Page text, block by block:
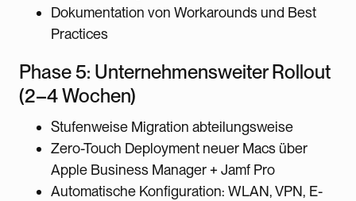
Dokumentation von Workarounds und Best
Practices
Phase 5: Unternehmensweiter Rollout
(2–4 Wochen)
Stufenweise Migration abteilungsweise
Zero-Touch Deployment neuer Macs über
Apple Business Manager + Jamf Pro
Automatische Konfiguration: WLAN, VPN, E-